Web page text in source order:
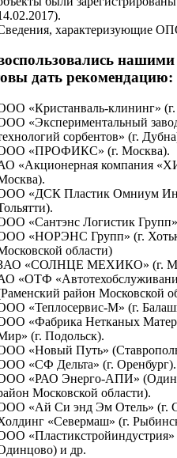
характеризующие
нашими
дать рекомендацию:
«Кристанваль-клининг»
«Экспериментальный
сорбентов» (г.
«ПРОФИКС» (г. Москва).
«Акционерная компания
«ДСК Пластик Омниум
«Сантэнс Логистик
«НОРЭНС Групп» (г.
области)
«СОЛНЦЕ МЕХИКО» (г.
«ОТФ
район Московской
«Теплосервис-М» (г.
«Фабрика Нетканых
(г. Подольск).
«Новый Путь»
«СФ Дельта» (г. Оренбург).
«РАО Энерго-АПИ»
Московской области).
«Ай Си энд Эм Отель» (г.
«Севермаш» (г.
«Пластикстройиндустрия»
и др.